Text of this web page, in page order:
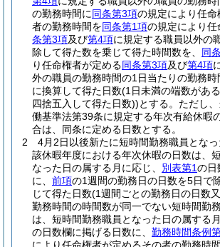
の勤務時間に同条第3項の規定により任
者の勤務時間を同条第1項の規定により
条第3項及び第4項に規定する職員以外の
除して得た数を乗じて得た時間数を、 同
り任命権者が定める同条第3項及び第4項
外の職員の勤務時間の1日当たりの勤務時
に換算して得た日数(1日未満の端数があ
四捨五入して得た日数))とする。 ただし
働基準法第39条に規定する年次有給休暇
合は、同条に定める日数とする。
2
4月2日以後新たに短時間勤務職員とな
該休暇年度における年次休暇の日数は、
なった日の属する月に応じ、 別表第1の日
に、 前項の1週間の勤務日の日数を5日で
じて得た日数(1週間ごとの勤務日の日数
勤務時間の時間数が同一でない短時間勤
は、短時間勤務職員となった日の属する月
の日数欄に掲げる日数に、 勤務時間条例
により任命権者が定めるその者の勤務時